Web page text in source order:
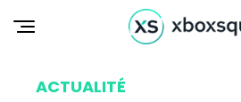
ACTUALITÉ